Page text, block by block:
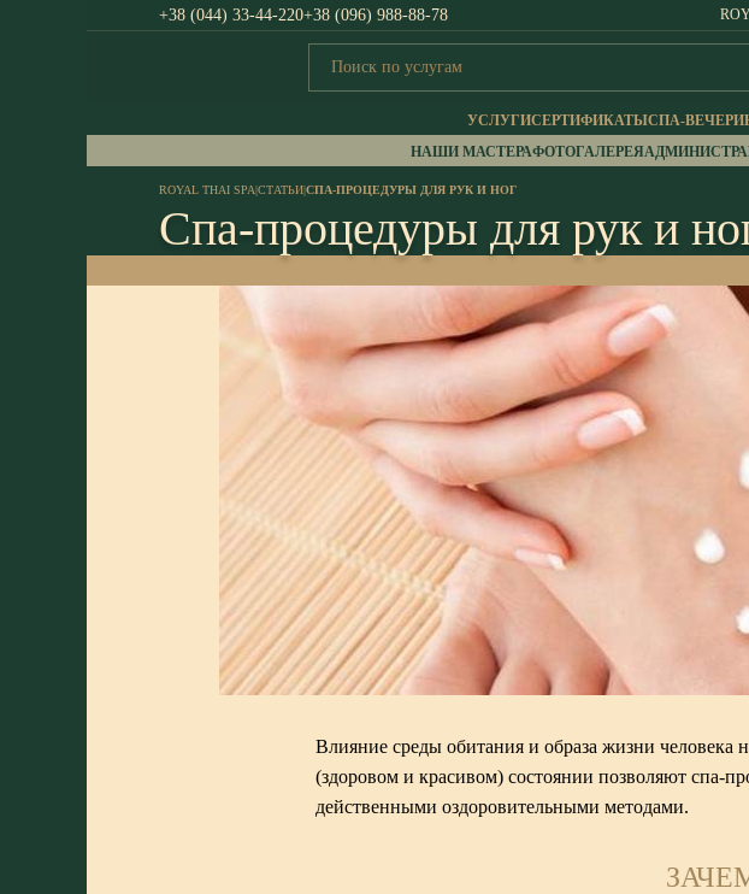
+38 (044) 33-44-220+38 (096) 988-88-78
УСЛУГИСЕРТИФИКАТЫСПА-
НАШИ МАСТЕРАФОТОГАЛЕРЕЯ
ROYAL THAI SPA|СТАТЬИ|СПА-ПРОЦЕДУРЫ ДЛЯ РУК И НОГ
Спа-процедуры для рук и
Влияние среды обитания и образа жизни человека
(здоровом и красивом) состоянии позволяют спа-
действенными оздоровительными методами.